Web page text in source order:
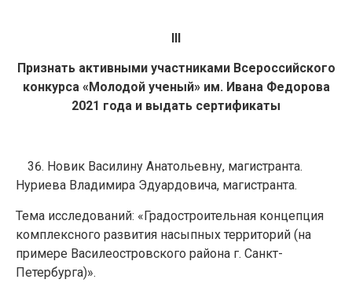
III
Признать активными участниками Всероссийского
конкурса «Молодой ученый» им. Ивана Федорова
2021 года и выдать сертификаты
Новик Василину Анатольевну, магистранта.
Нуриева Владимира Эдуардовича, магистранта.
Тема исследований: «Градостроительная концепция
комплексного развития насыпных территорий (на
примере Василеостровского района г. Санкт-
Петербурга)».